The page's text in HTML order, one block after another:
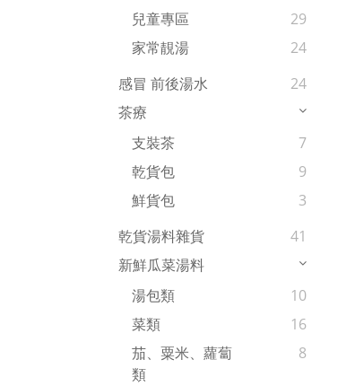
兒童專區
29
家常靚湯
24
感冒 前後湯水
24
茶療
支裝茶
7
乾貨包
9
鮮貨包
3
乾貨湯料雜貨
41
新鮮瓜菜湯料
湯包類
10
菜類
16
茄、粟米、蘿蔔
類
8